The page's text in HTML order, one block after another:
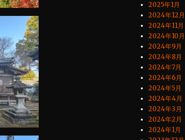
2025年1月
2024年12月
2024年11月
2024年10月
2024年9月
2024年8月
2024年7月
2024年6月
2024年5月
2024年4月
2024年3月
2024年2月
2024年1月